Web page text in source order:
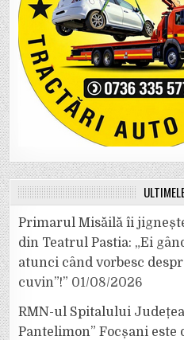
Primarul Misăilă îi
din Teatrul Pastia: „Ei
atunci când vorbesc
cuvin”!” 01/08/2026
RMN-ul Spitalului
Pantelimon” Focșani